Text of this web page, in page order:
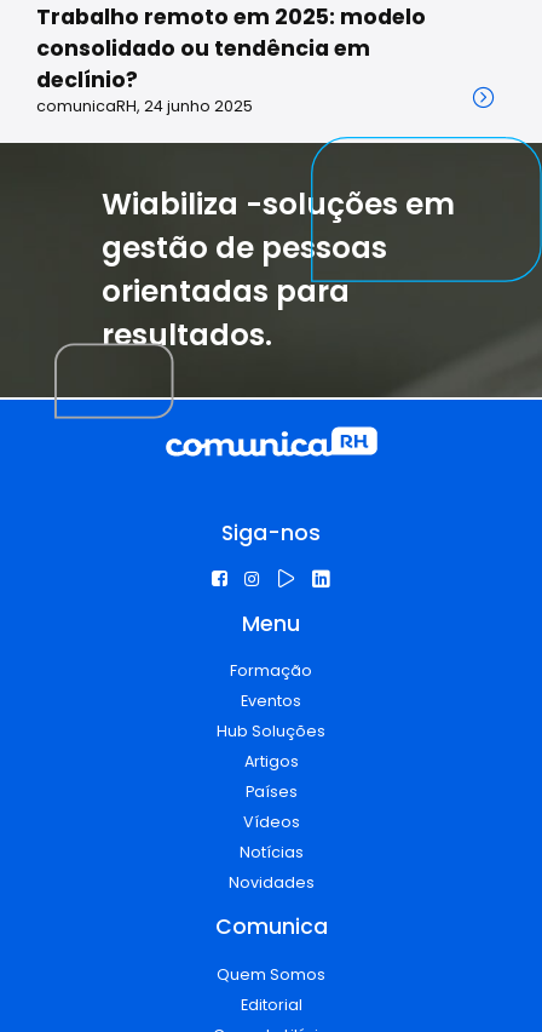
Trabalho remoto em 2025: modelo
consolidado ou tendência em
declínio?
comunicaRH, 24 junho 2025
Wiabiliza -soluções em
gestão de pessoas
orientadas para
resultados.
Siga-nos
Menu
Formação
Eventos
Hub Soluções
Artigos
Países
Vídeos
Notícias
Novidades
Comunica
Quem Somos
Editorial